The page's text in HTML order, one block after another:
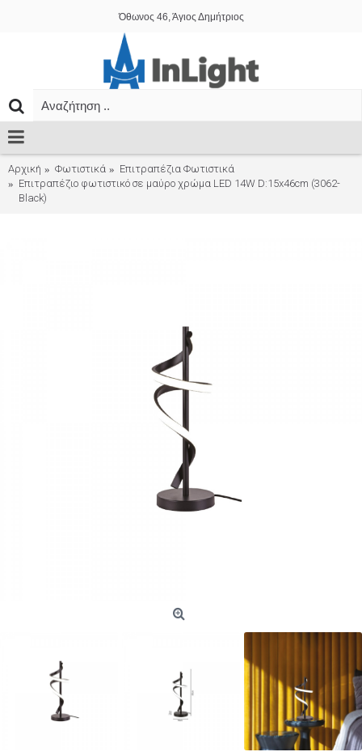
Όθωνος 46, Άγιος Δημήτριος
Αρχική Φωτιστικά
Επιτραπέζια Φωτιστικά
Επιτραπέζιο φωτιστικό σε μαύρο χρώμα LED 14W D:15x46cm (3062-
Black)